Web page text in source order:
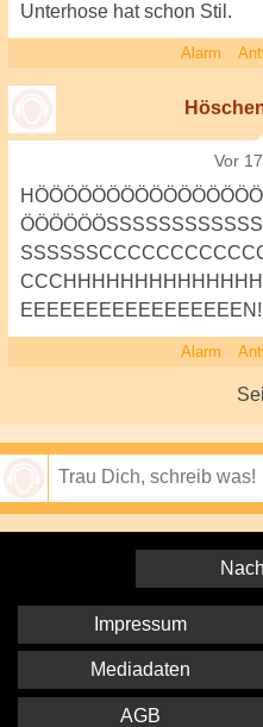
Unterhose hat schon Stil.
Alarm
Vor
EEEEEEEEEEEEEEEEEN!
Alarm
Impressum
Mediadaten
AGB